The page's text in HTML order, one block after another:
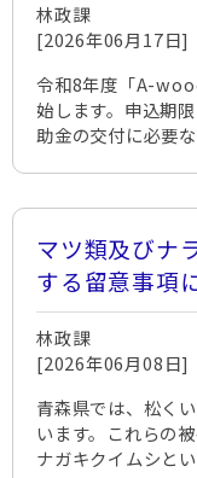
林政課
[2026年06月17日]
令和8年度「A-
始します。申込期
助金の交付に必要
マツ類及びナ
する留意事項
林政課
[2026年06月08日]
青森県では、松く
います。これらの
ナガキクイムシと